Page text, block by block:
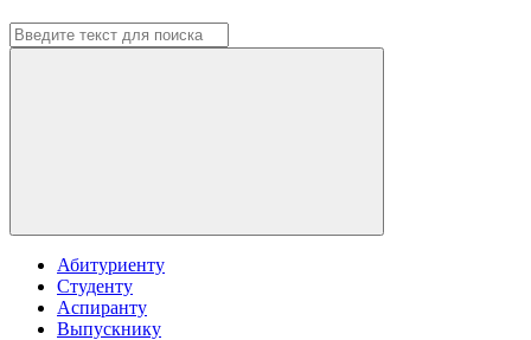
Абитуриенту
Студенту
Аспиранту
Выпускнику